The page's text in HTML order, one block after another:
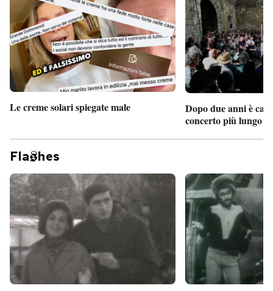
Le creme solari spiegate male
Dopo due anni è
concerto più lungo
Fla hes